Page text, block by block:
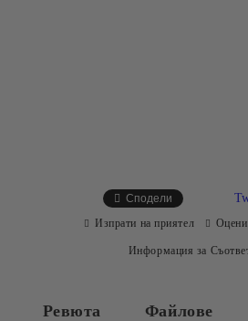
Сподели
Изпрати на приятел
Информация за
Ревюта Файлове